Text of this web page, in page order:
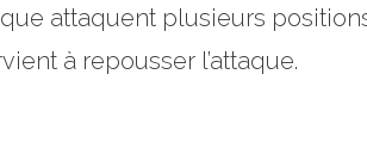
attaquent plusieurs
à repousser l’attaque.